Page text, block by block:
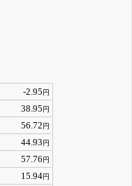
-2.95円
38.95円
56.72円
44.93円
57.76円
15.94円